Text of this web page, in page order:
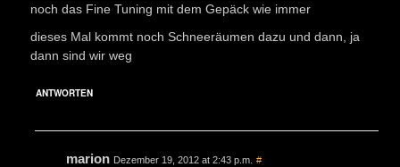
noch das Fine Tuning mit dem Gepäck wie immer
dieses Mal kommt noch Schneeräumen dazu und dann, ja
dann sind wir weg
ANTWORTEN
marion Dezember 19, 2012 at 2:43 p.m. #